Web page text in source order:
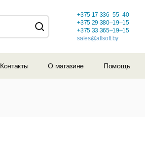
+375 17 336–55–40
+375 29 380–19–15
+375 33 365–19–15
sales@allsoft.by
Контакты О магазине Помощь